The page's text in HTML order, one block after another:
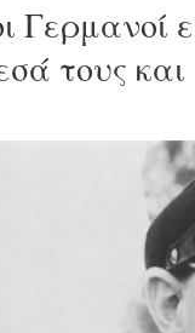
Γερμανοί
τους